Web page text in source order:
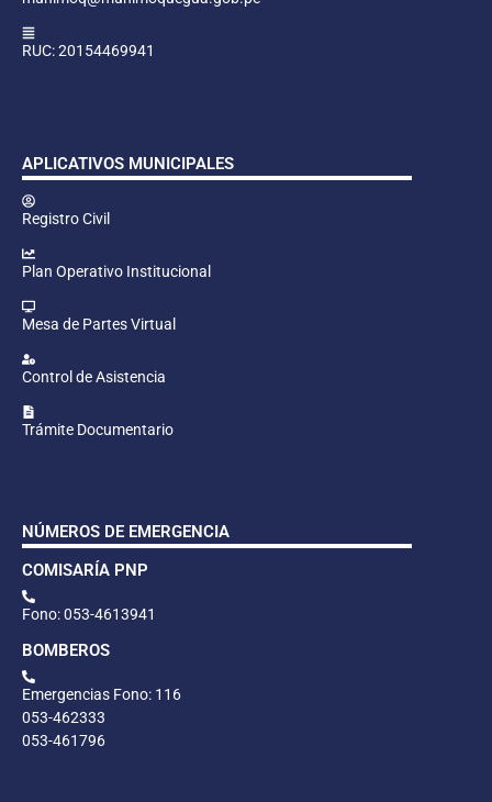
RUC: 20154469941
APLICATIVOS MUNICIPALES
Registro Civil
Plan Operativo Institucional
Mesa de Partes Virtual
Control de Asistencia
Trámite Documentario
NÚMEROS DE EMERGENCIA
COMISARÍA PNP
Fono: 053-4613941
BOMBEROS
Emergencias Fono: 116
053-462333
053-461796